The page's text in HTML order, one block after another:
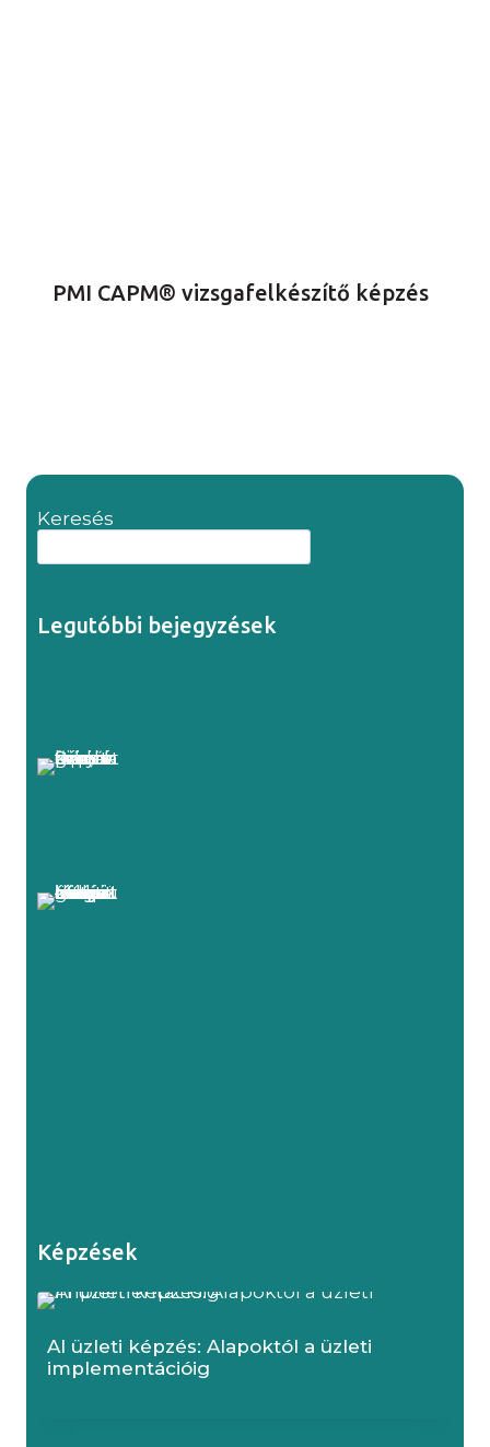
PMI CAPM® vizsgafelkészítő képzés
Keresés
Legutóbbi bejegyzések
Képzések
AI üzleti képzés: Alapoktól a üzleti
implementációig